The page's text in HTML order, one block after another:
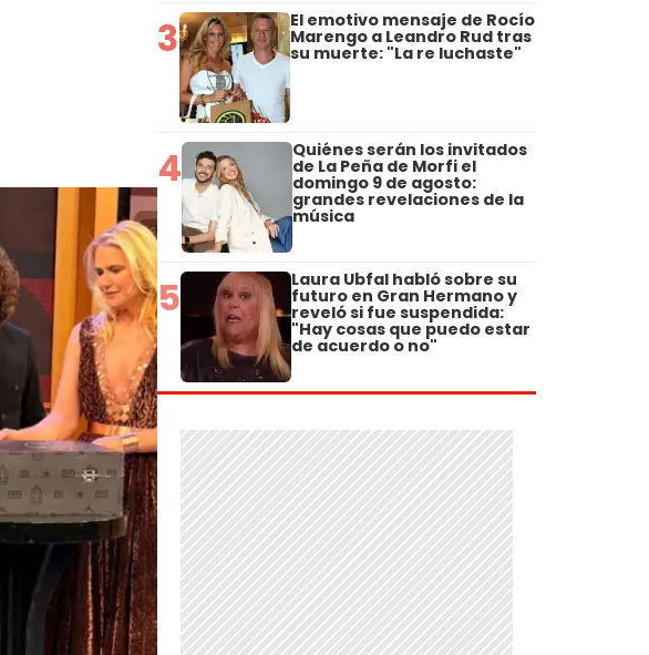
3 El emotivo mensaje de Rocío
Marengo a Leandro Rud tras
su muerte: "La re luchaste"
4 Quiénes serán los invitados
de La Peña de Morfi el
domingo 9 de agosto:
grandes revelaciones de la
música
5 Laura Ubfal habló sobre su
futuro en Gran Hermano y
reveló si fue suspendida:
"Hay cosas que puedo estar
de acuerdo o no"